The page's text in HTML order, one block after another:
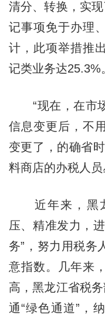
清分、转换，实
记事项免于办理
计，此项举措推
记类业务达25.3%
“现在，在市场
信息变更后，不
变更了，的确省
料商店的办税人员
近年来，黑龙
压、精准发力，
务”，努力用税务
意指数。几年来
高，黑龙江省税
通“绿色通道”，